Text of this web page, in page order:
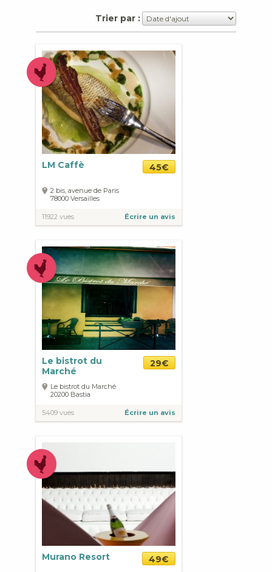
Trier par :
LM Caffè 45€
2 bis, avenue de Paris
78000 Versailles
11922 vues Écrire un avis
Le bistrot du
Marché
29€
Le bistrot du Marché
20200 Bastia
5409 vues Écrire un avis
Murano Resort 49€